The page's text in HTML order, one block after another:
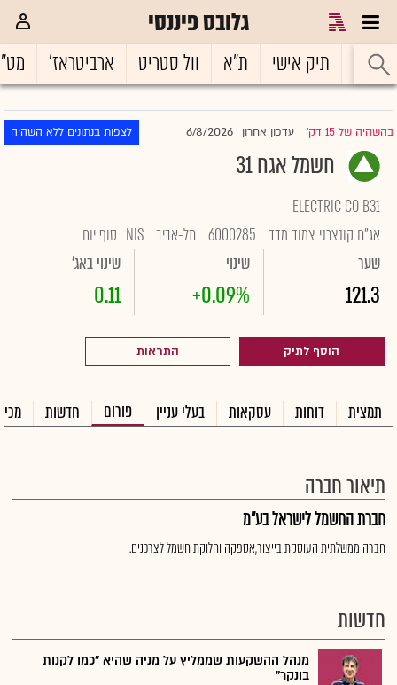
גלובס פיננסי
ראשי תיק אישי ת"א וול סטריט ארביטראז'
בהשהיה של 15 דק' |עדכון אחרון 6/8/2026 לצפות בנתונים ללא השהיה
חשמל אגח 31
ELECTRIC CO B31
אג"ח קונצרני צמוד מדד 6000285 תל-אביב NIS סוף יום
שער
121.3
שינוי
+0.09%
שינוי באג'
0.11
הוסף לתיק התראות
תמצית דוחות עסקאות בעלי עניין פורום חדשות
תיאור חברה
חברת החשמל לישראל בע"מ
חברה ממשלתית העוסקת בייצור,אספקה וחלוקת חשמל לצרכנים.
חדשות
מנהל ההשקעות שממליץ על מניה שהיא "כמו לקנות
בונקר"